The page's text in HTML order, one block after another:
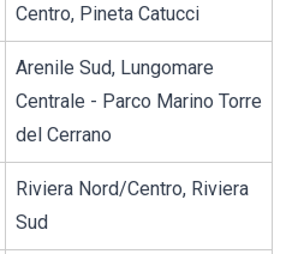
Centro, Pineta Catucci
Arenile Sud, Lungomare
Centrale - Parco Marino Torre
del Cerrano
Riviera Nord/Centro, Riviera
Sud